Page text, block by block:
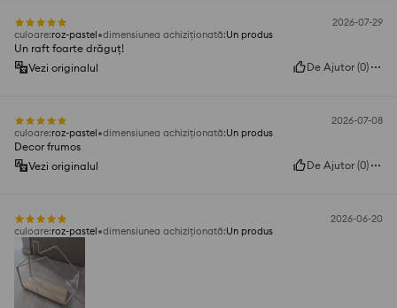
2026-07-29
culoare:roz-pastel dimensiunea achiziționată:Un produs
Un raft foarte drăguț!
Vezi originalul
De Ajutor (0)
2026-07-08
culoare:roz-pastel dimensiunea achiziționată:Un produs
Decor frumos
Vezi originalul
De Ajutor (0)
2026-06-20
culoare:roz-pastel dimensiunea achiziționată:Un produs